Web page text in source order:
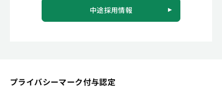
中途採用情報
プライバシーマーク付与認定